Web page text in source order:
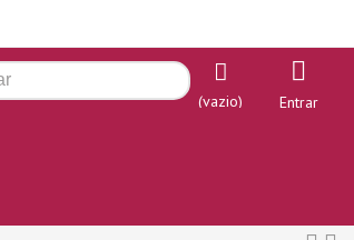
(vazio) Entrar